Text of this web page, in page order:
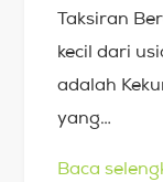
Taksiran
kecil dari
adalah
yang…
Baca